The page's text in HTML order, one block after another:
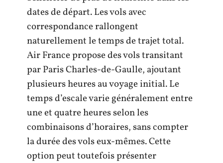
dates de départ. Les vols avec
correspondance rallongent
naturellement le temps de trajet total.
Air France propose des vols transitant
par Paris Charles-de-Gaulle, ajoutant
plusieurs heures au voyage initial. Le
temps d’escale varie généralement entre
une et quatre heures selon les
combinaisons d’horaires, sans compter
la durée des vols eux-mêmes. Cette
option peut toutefois présenter